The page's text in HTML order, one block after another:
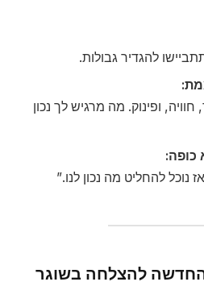
להגדיר גבולות.
ופינוק. מה מרגיש לך נכון
כופה:
נוכל להחליט מה נכון לנו.”
החדשה להצלחה בשוגר